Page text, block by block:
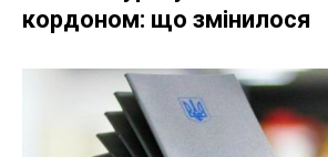
кордоном: що змінилося